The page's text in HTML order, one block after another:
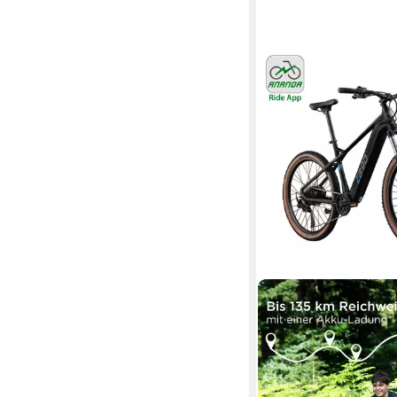
ZÜNDAPP
E-Bike Mountainbike
Heckmotor Motor
550 Wh Akkuleistung
Kettenschaltung Schaltung
1.319,00 € UVP
38,29 €mtl. in 48 Raten